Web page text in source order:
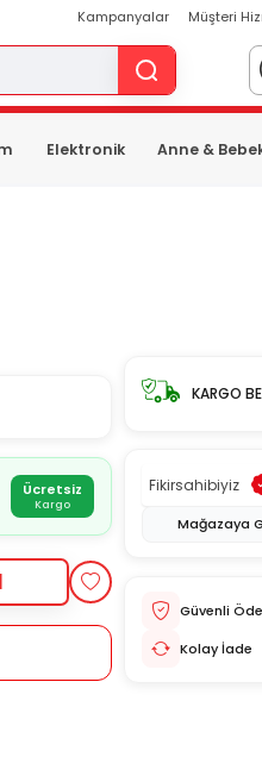
Kampanyalar Müşteri
Elektronik Anne &
Ücretsiz
Kargo
KARGO
Fikirsahibiyiz
Mağazaya
Güvenli
Kolay İade